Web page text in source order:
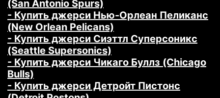
(San Antonio Spurs)
- Купить джерси Нью-Орлеан Пеликанс
(New Orlean Pelicans)
- Купить джерси Сиэттл Суперсоникс
(Seattle Supersonics)
- Купить джерси Чикаго Буллз (Chicago
Bulls)
- Купить джерси Детройт Пистонс